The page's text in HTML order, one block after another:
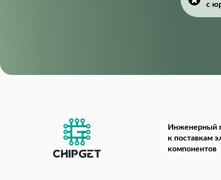
с
Инженерный
к поставкам
компонентов